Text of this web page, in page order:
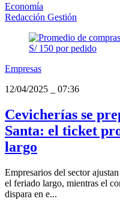
Economía
Redacción Gestión
Empresas
12/04/2025
07:36
Cevicherías se
Santa: el ticket
largo
Empresarios del sector
el feriado largo, mientras el
dispara en e...